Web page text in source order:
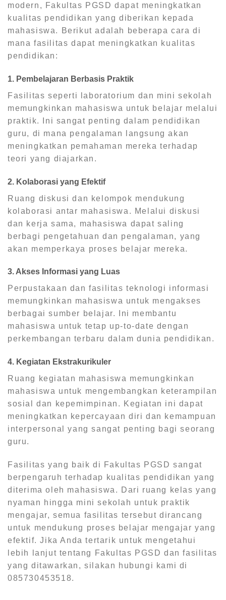
modern, Fakultas PGSD dapat meningkatkan
kualitas pendidikan yang diberikan kepada
mahasiswa. Berikut adalah beberapa cara di
mana fasilitas dapat meningkatkan kualitas
pendidikan:
1. Pembelajaran Berbasis Praktik
Fasilitas seperti laboratorium dan mini sekolah
memungkinkan mahasiswa untuk belajar melalui
praktik. Ini sangat penting dalam pendidikan
guru, di mana pengalaman langsung akan
meningkatkan pemahaman mereka terhadap
teori yang diajarkan.
2. Kolaborasi yang Efektif
Ruang diskusi dan kelompok mendukung
kolaborasi antar mahasiswa. Melalui diskusi
dan kerja sama, mahasiswa dapat saling
berbagi pengetahuan dan pengalaman, yang
akan memperkaya proses belajar mereka.
3. Akses Informasi yang Luas
Perpustakaan dan fasilitas teknologi informasi
memungkinkan mahasiswa untuk mengakses
berbagai sumber belajar. Ini membantu
mahasiswa untuk tetap up-to-date dengan
perkembangan terbaru dalam dunia pendidikan.
4. Kegiatan Ekstrakurikuler
Ruang kegiatan mahasiswa memungkinkan
mahasiswa untuk mengembangkan keterampilan
sosial dan kepemimpinan. Kegiatan ini dapat
meningkatkan kepercayaan diri dan kemampuan
interpersonal yang sangat penting bagi seorang
guru.
Fasilitas yang baik di Fakultas PGSD sangat
berpengaruh terhadap kualitas pendidikan yang
diterima oleh mahasiswa. Dari ruang kelas yang
nyaman hingga mini sekolah untuk praktik
mengajar, semua fasilitas tersebut dirancang
untuk mendukung proses belajar mengajar yang
efektif. Jika Anda tertarik untuk mengetahui
lebih lanjut tentang Fakultas PGSD dan fasilitas
yang ditawarkan, silakan hubungi kami di
085730453518.